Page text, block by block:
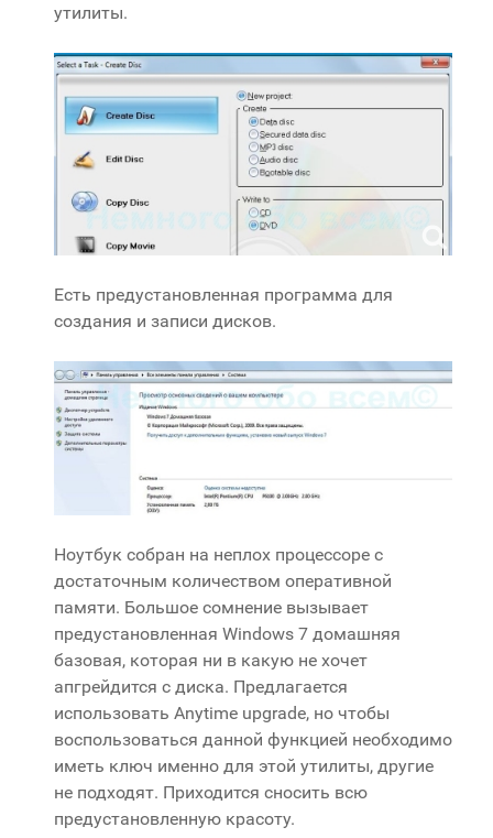
утилиты.
Есть предустановленная программа для
создания и записи дисков.
Ноутбук собран на неплох процессоре с
достаточным количеством оперативной
памяти. Большое сомнение вызывает
предустановленная Windows 7 домашняя
базовая, которая ни в какую не хочет
апгрейдится с диска. Предлагается
использовать Anytime upgrade, но чтобы
воспользоваться данной функцией необходимо
иметь ключ именно для этой утилиты, другие
не подходят. Приходится сносить всю
предустановленную красоту.